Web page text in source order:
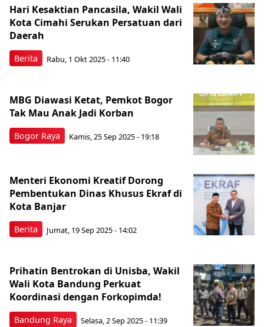
Berita
Hari Kesaktian Pancasila, Wakil Wali
Kota Cimahi Serukan Persatuan dari
Daerah
Rabu, 1 Okt 2025 - 11:40
Bogor Raya
MBG Diawasi Ketat, Pemkot Bogor
Tak Mau Anak Jadi Korban
Kamis, 25 Sep 2025 - 19:18
Berita
Menteri Ekonomi Kreatif Dorong
Pembentukan Dinas Khusus Ekraf di
Kota Banjar
Jumat, 19 Sep 2025 - 14:02
Bandung Raya
Prihatin Bentrokan di Unisba, Wakil
Wali Kota Bandung Perkuat
Koordinasi dengan Forkopimda!
Selasa, 2 Sep 2025 - 11:39